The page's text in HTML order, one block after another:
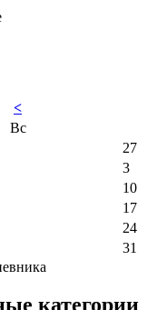
<
Вс
27
3
10
17
24
31
категории